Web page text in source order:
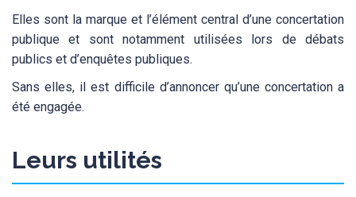
Elles sont la marque et l’élément central d’une concertation
publique et sont notamment utilisées lors de débats
publics et d’enquêtes publiques.
Sans elles, il est difficile d’annoncer qu’une concertation a
été engagée.
Leurs utilités